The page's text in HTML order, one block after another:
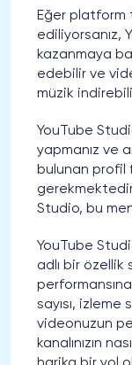
Eğer platform
ediliyorsanız,
kazanmaya
edebilir ve
müzik
YouTube
yapmanız ve
bulunan profil
Studio, bu
YouTube
adlı bir özellik
sayısı, izleme
videonuzun
kanalınızın